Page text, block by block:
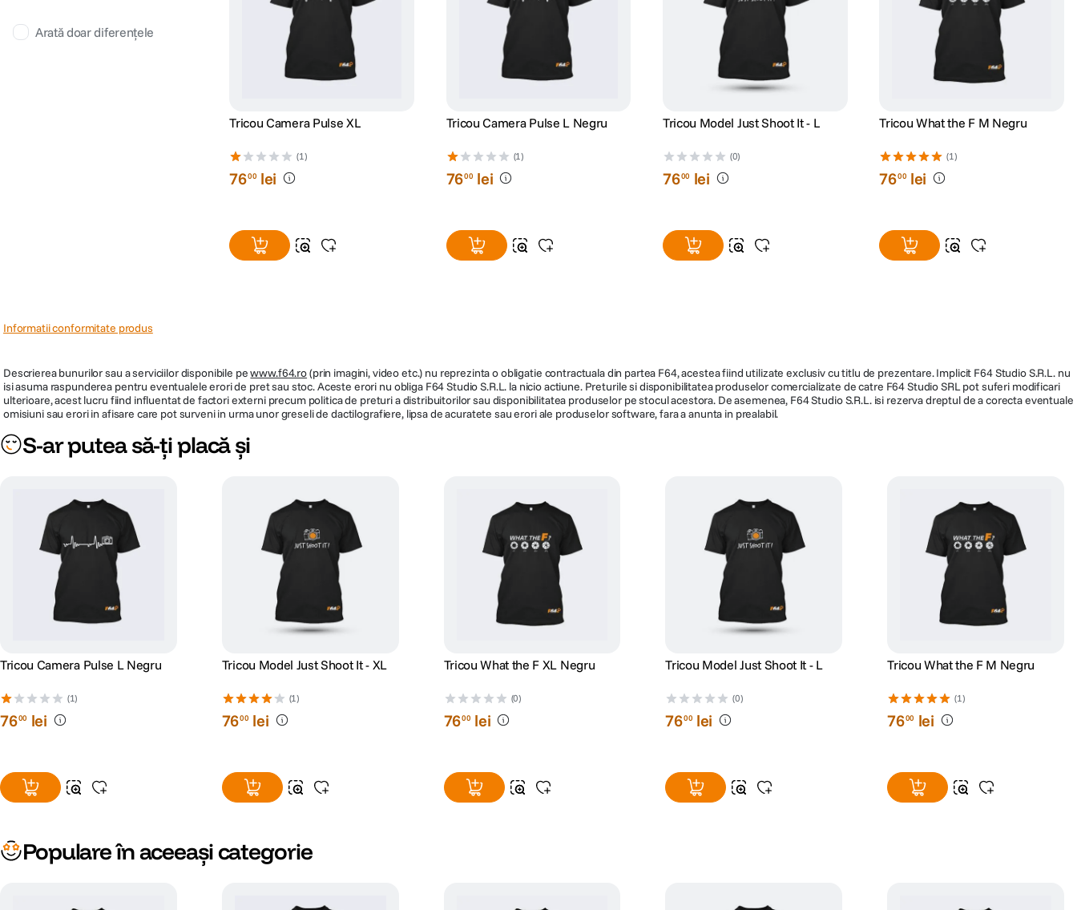
Arată doar diferențele
Tricou Camera Pulse XL
(1)
7600 lei
Tricou Camera Pulse L Negru
(1)
7600 lei
Tricou Model Just Shoot It - L
(0)
7600 lei
Tricou What the F M Negru
(1)
7600 lei
Informatii conformitate produs
Descrierea bunurilor sau a serviciilor disponibile pewww.f64.ro(prin imagini, video etc.) nu reprezinta o obligatie contractuala din partea F64, acestea fiind utilizate exclusiv cu titlu de prezentare. Implicit F64 Studio S.R.L. nu
isi asuma raspunderea pentru eventualele erori de pret sau stoc. Aceste erori nu obliga F64 Studio S.R.L. la nicio actiune. Preturile si disponibilitatea produselor comercializate de catre F64 Studio SRL pot suferi modificari
ulterioare, acest lucru fiind influentat de factori externi precum politica de preturi a distribuitorilor sau disponibilitatea produselor pe stocul acestora. De asemenea, F64 Studio S.R.L. isi rezerva dreptul de a corecta eventuale
omisiuni sau erori in afisare care pot surveni in urma unor greseli de dactilografiere, lipsa de acuratete sau erori ale produselor software, fara a anunta in prealabil.
S-ar putea să-ți placă și
Tricou Camera Pulse L Negru
(1)
7600 lei
Tricou Model Just Shoot It - XL
(1)
7600 lei
Tricou What the F XL Negru
(0)
7600 lei
Tricou Model Just Shoot It - L
(0)
7600 lei
Tricou What the F M Negru
(1)
7600 lei
Populare în aceeași categorie